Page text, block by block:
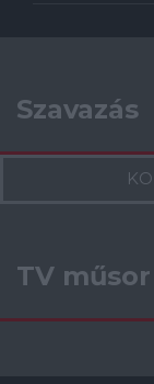
Szavazás
TV műsor